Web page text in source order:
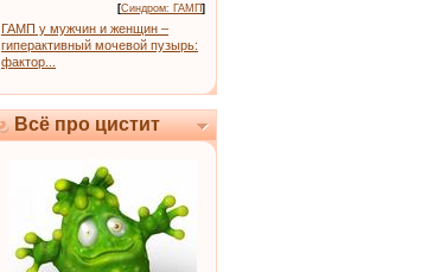
[Синдром: ГАМП]
ГАМП у мужчин и женщин –
гиперактивный мочевой пузырь:
фактор...
Всё про цистит